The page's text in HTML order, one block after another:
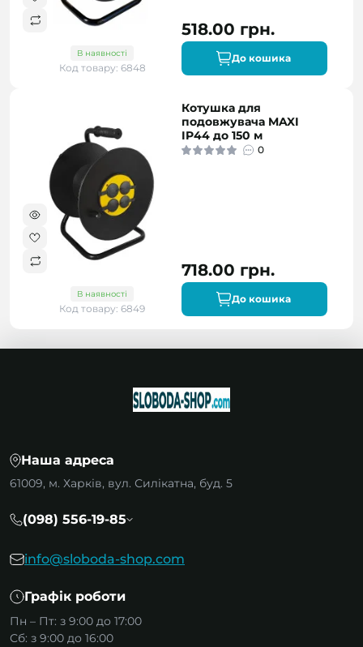
В наявності
Код товару: 6848
518.00 грн.
До кошика
В наявності
Код товару: 6849
Котушка для
подовжувача MAXI
IP44 до 150 м
0
718.00 грн.
До кошика
Наша адреса
61009, м. Харків, вул. Силікатна, буд. 5
(098) 556-19-85
info@sloboda-shop.com
Графік роботи
Пн – Пт: з 9:00 до 17:00
Сб: з 9:00 до 16:00